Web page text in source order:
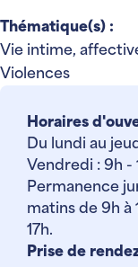
Thématique(s) :
Vie intime,
Violences
Horaires
Du lundi au
Vendredi : 9h -
Permanence
matins de 9h à
17h.
Prise de